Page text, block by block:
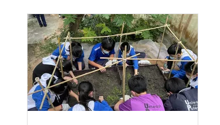
環保新聞回顧 環保資訊及文章
海岸清潔 企業社會責任 拾起希望 海岸